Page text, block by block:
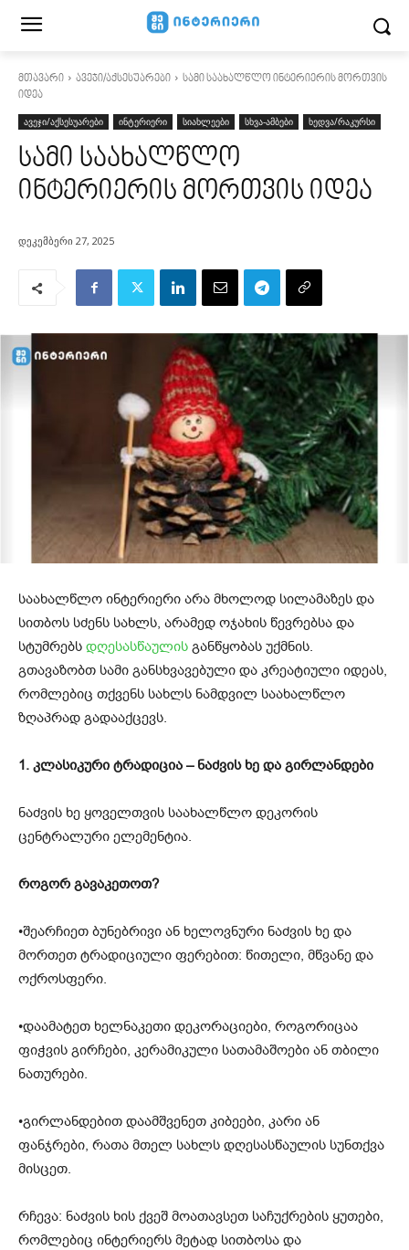
მთავარი ავეჯი/აქსესუარები
სამი საახალწლო ინტერიერის მორთვის
იდეა
ავეჯი/აქსესუარები ინტერიერი სიახლეები სხვა-ამბები ხედვა/რაკურსი
სამი საახალწლო
ინტერიერის მორთვის იდეა
დეკემბერი 27, 2025
საახალწლო ინტერიერი არა მხოლოდ სილამაზეს და
სითბოს სძენს სახლს, არამედ ოჯახის წევრებსა და
სტუმრებს დღესასწაულის განწყობას უქმნის.
გთავაზობთ სამი განსხვავებული და კრეატიული იდეას,
რომლებიც თქვენს სახლს ნამდვილ საახალწლო
ზღაპრად გადააქცევს.
1. კლასიკური ტრადიცია – ნაძვის ხე და გირლანდები
ნაძვის ხე ყოველთვის საახალწლო დეკორის
ცენტრალური ელემენტია.
როგორ გავაკეთოთ?
•შეარჩიეთ ბუნებრივი ან ხელოვნური ნაძვის ხე და
მორთეთ ტრადიციული ფერებით: წითელი, მწვანე და
ოქროსფერი.
•დაამატეთ ხელნაკეთი დეკორაციები, როგორიცაა
ფიჭვის გირჩები, კერამიკული სათამაშოები ან თბილი
ნათურები.
•გირლანდებით დაამშვენეთ კიბეები, კარი ან
ფანჯრები, რათა მთელ სახლს დღესასწაულის სუნთქვა
მისცეთ.
რჩევა: ნაძვის ხის ქვეშ მოათავსეთ საჩუქრების ყუთები,
რომლებიც ინტერიერს მეტად სითბოსა და